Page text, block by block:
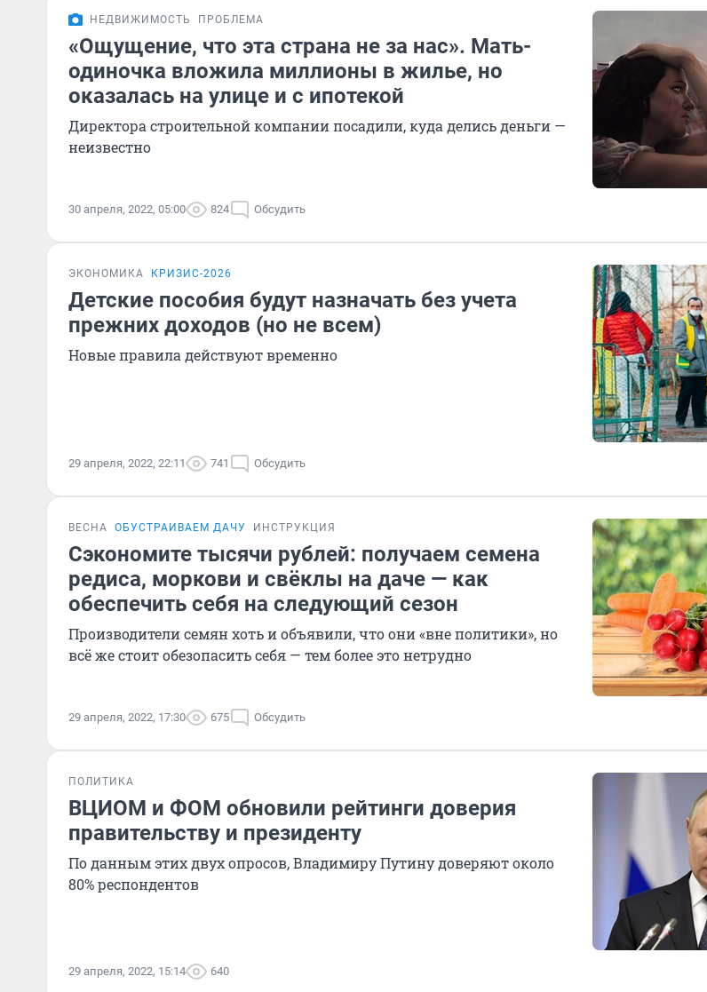
НЕДВИЖИМОСТЬ ПРОБЛЕМА
«Ощущение, что эта страна не за нас». Мать-
одиночка вложила миллионы в жилье, но
оказалась на улице и с ипотекой
Директора строительной компании посадили, куда делись деньги —
неизвестно
30 апреля, 2022, 05:00 824 Обсудить
ЭКОНОМИКА КРИЗИС-2026
Детские пособия будут назначать без учета
прежних доходов (но не всем)
Новые правила действуют временно
29 апреля, 2022, 22:11 741 Обсудить
ВЕСНА ОБУСТРАИВАЕМ ДАЧУ ИНСТРУКЦИЯ
Сэкономите тысячи рублей: получаем семена
редиса, моркови и свёклы на даче — как
обеспечить себя на следующий сезон
Производители семян хоть и объявили, что они «вне политики», но
всё же стоит обезопасить себя — тем более это нетрудно
29 апреля, 2022, 17:30 675 Обсудить
ПОЛИТИКА
ВЦИОМ и ФОМ обновили рейтинги доверия
правительству и президенту
По данным этих двух опросов, Владимиру Путину доверяют около
80% респондентов
29 апреля, 2022, 15:14 640